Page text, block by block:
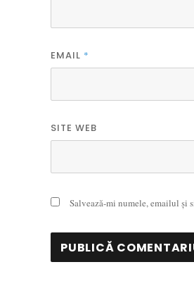
EMAIL *
SITE WEB
Salvează-mi numele, emailul și